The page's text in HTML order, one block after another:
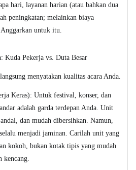
hari, layanan harian (atau bahkan dua
peningkatan; melainkan biaya
untuk itu.
Kuda Pekerja vs. Duta Besar
menyatakan kualitas acara Anda.
Keras): Untuk festival, konser, dan
adalah garda terdepan Anda. Unit
dan mudah dibersihkan. Namun,
menjadi jaminan. Carilah unit yang
kokoh, bukan kotak tipis yang mudah
kencang.